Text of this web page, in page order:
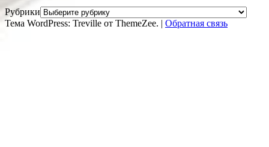
Рубрики
Тема WordPress: Treville от ThemeZee. | Обратная связь